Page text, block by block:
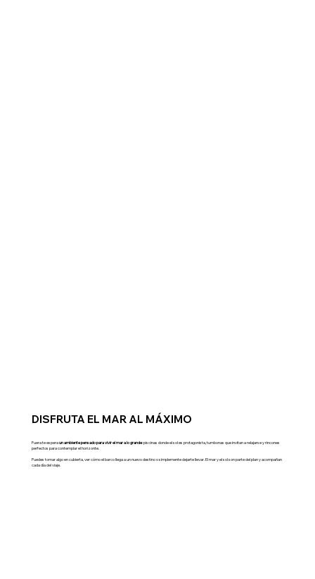
DISFRUTA EL MAR AL MÁXIMO
Fuera te esperaun ambiente pensado para vivir el mar a lo grande: piscinas donde el sol es protagonista, tumbonas que invitan a relajarse y rincones
perfectos para contemplar el horizonte.
Puedes tomar algo en cubierta, ver cómo el barco llega a un nuevo destino o simplemente dejarte llevar. El mar y el sol son parte del plan y acompañan
cada día del viaje.